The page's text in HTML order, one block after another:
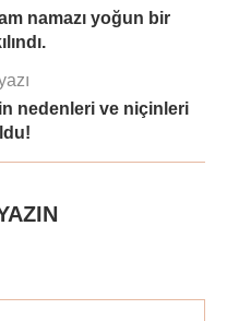
namazı yoğun bir
nedenleri ve niçinleri